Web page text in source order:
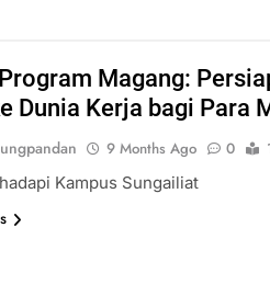
Magang:
Dunia Kerja bagi Para
9 Months Ago 0
Kampus Sungailiat